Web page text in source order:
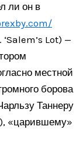
ли он в
Lot) —
местной
борова
Таннеру
«царившему»